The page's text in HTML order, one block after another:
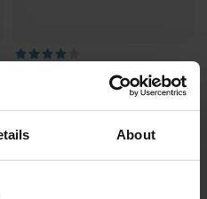
About
Rek. 1 099 kr